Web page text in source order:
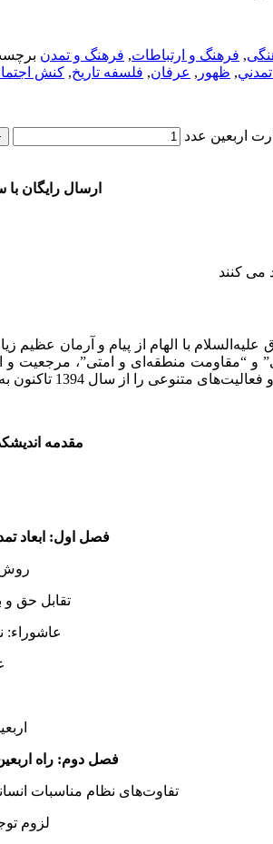
, فرهنگ و ارتباطات, فرهنگ و تمدن
, ظهور , عرفان, فلسفه تاريخ, كنش
اربعين عدد
ارسال رایگان با
می کنند
علیه‌السلام با الهام از پیام و آرمان
و “مقاومت منطقه‌ای و امتی”، مرجعیت و
را از سال 1394 تاکنون به ثمر رسانده است.
مقدمه
فصل اول: ابعاد
روش
تقابل حق و
عاشوراء:
فصل دوم:راه
تفاوت‌های نظام مناسبات
لزوم